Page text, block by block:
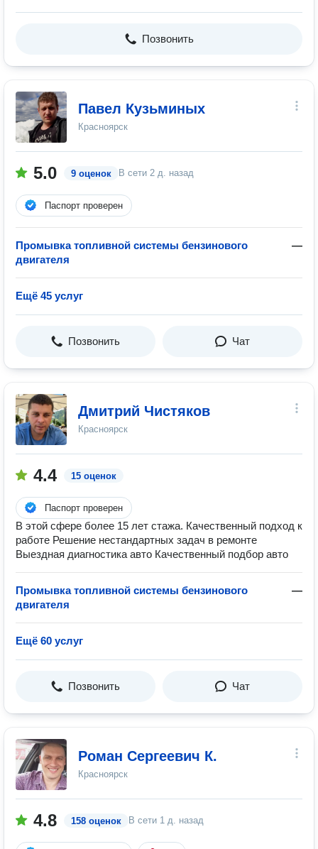
Позвонить
Павел Кузьминых
Красноярск
5.0 9 оценок В сети 2 д. назад
Паспорт проверен
Промывка топливной системы бензинового
двигателя
—
Ещё 45 услуг
Позвонить Чат
Дмитрий Чистяков
Красноярск
4.4 15 оценок
Паспорт проверен
В этой сфере более 15 лет стажа. Качественный подход к
работе Решение нестандартных задач в ремонте
Выездная диагностика авто Качественный подбор авто
Промывка топливной системы бензинового
двигателя
—
Ещё 60 услуг
Позвонить Чат
Роман Сергеевич К.
Красноярск
4.8 158 оценок В сети 1 д. назад